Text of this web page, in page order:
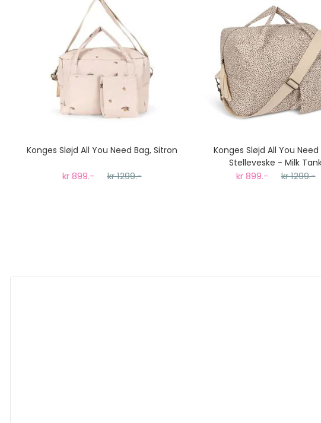
Konges Sløjd All You Need Bag, Sitron
kr 899.- kr 1299.-
Konges Sløjd All You Need
Stelleveske - Milk
kr 899.- kr 1299.-